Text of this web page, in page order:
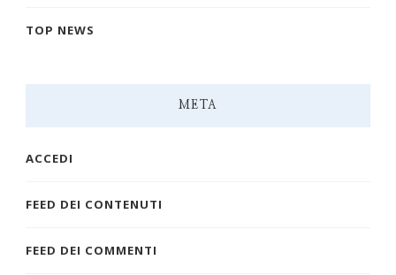
TOP NEWS
META
ACCEDI
FEED DEI CONTENUTI
FEED DEI COMMENTI